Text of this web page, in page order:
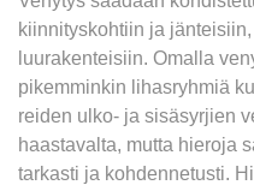
kiinnityskohtiin ja
luurakenteisiin. Omalla
pikemminkin lihasryhmiä
reiden ulko- ja sisäsyrjien
haastavalta, mutta hieroja
tarkasti ja kohdennetusti.